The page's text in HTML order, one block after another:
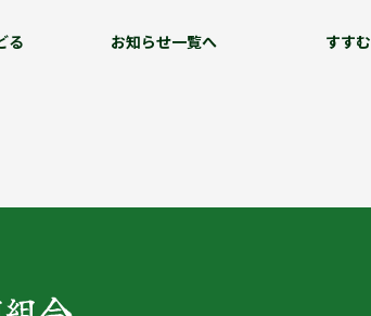
る お知らせ一覧へ すすむ